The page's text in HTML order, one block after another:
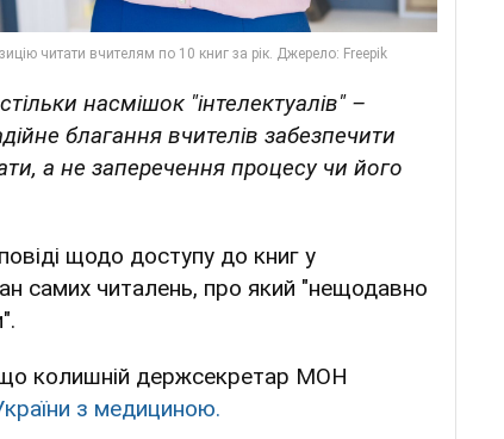
насмішок "інтелектуалів" –
благання вчителів забезпечити
а не заперечення процесу чи його
щодо доступу до книг у
самих читалень, про який "нещодавно
що колишній держсекретар МОН
з медициною.